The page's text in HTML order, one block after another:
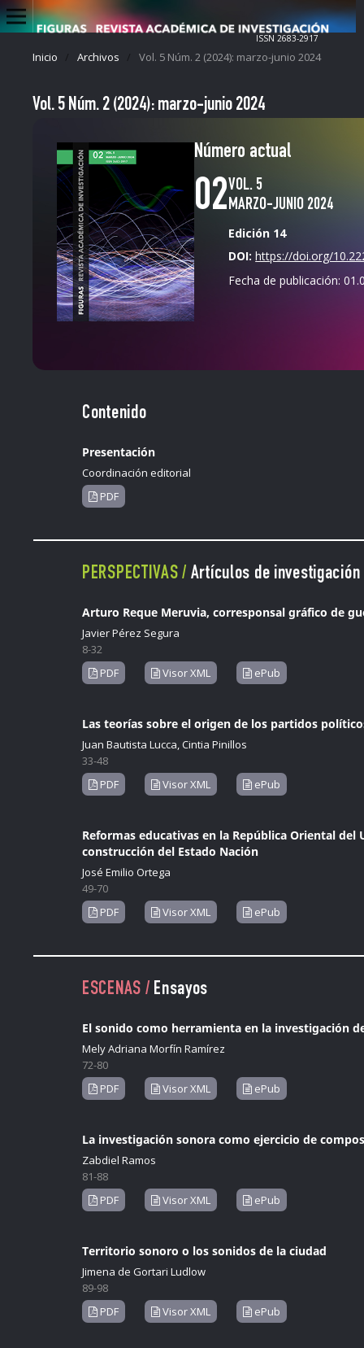
ISSN 2683-2917
Inicio / Archivos / Vol. 5 Núm. 2 (2024): marzo-junio 2024
Vol. 5 Núm. 2 (2024): marzo-junio 2024
Número actual
02VOL. 5
MARZO-JUNIO 2024
Edición 14
DOI: https://doi.org/
Fecha de publicación:
Contenido
Presentación
Coordinación editorial
PDF
PERSPECTIVAS / Artículos de investigación
Arturo Reque Meruvia, corresponsal gráfico de
Javier Pérez Segura
8-32
PDF
Visor XML ePub
Las teorías sobre el origen de los partidos
Juan Bautista Lucca, Cintia Pinillos
33-48
PDF
Visor XML ePub
Reformas educativas en la República Oriental del
construcción del Estado Nación
José Emilio Ortega
49-70
PDF
Visor XML ePub
ESCENAS / Ensayos
El sonido como herramienta en la investigación
Mely Adriana Morfín Ramírez
72-80
PDF
Visor XML ePub
La investigación sonora como ejercicio de
Zabdiel Ramos
81-88
PDF
Visor XML ePub
Territorio sonoro o los sonidos de la ciudad
Jimena de Gortari Ludlow
89-98
PDF
Visor XML ePub